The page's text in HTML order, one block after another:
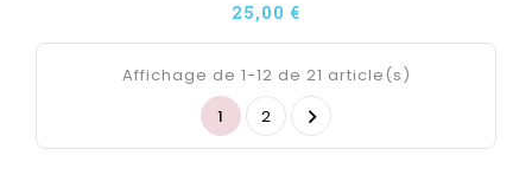
25,00 €
Affichage de 1-12 de 21 article(s)
1
2 